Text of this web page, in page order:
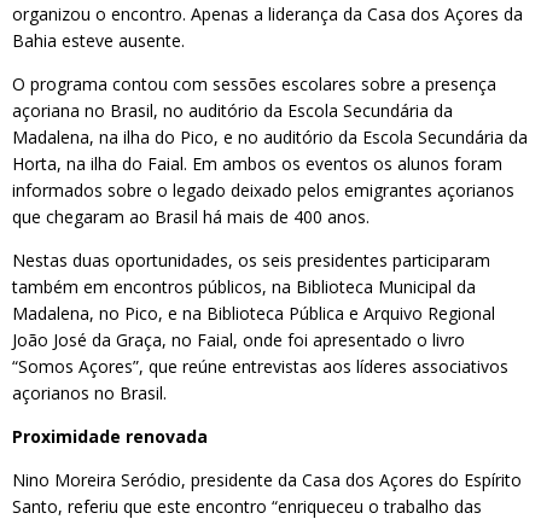
organizou o encontro. Apenas a liderança da Casa dos Açores da
Bahia esteve ausente.
O programa contou com sessões escolares sobre a presença
açoriana no Brasil, no auditório da Escola Secundária da
Madalena, na ilha do Pico, e no auditório da Escola Secundária da
Horta, na ilha do Faial. Em ambos os eventos os alunos foram
informados sobre o legado deixado pelos emigrantes açorianos
que chegaram ao Brasil há mais de 400 anos.
Nestas duas oportunidades, os seis presidentes participaram
também em encontros públicos, na Biblioteca Municipal da
Madalena, no Pico, e na Biblioteca Pública e Arquivo Regional
João José da Graça, no Faial, onde foi apresentado o livro
“Somos Açores”, que reúne entrevistas aos líderes associativos
açorianos no Brasil.
Proximidade renovada
Nino Moreira Seródio, presidente da Casa dos Açores do Espírito
Santo, referiu que este encontro “enriqueceu o trabalho das